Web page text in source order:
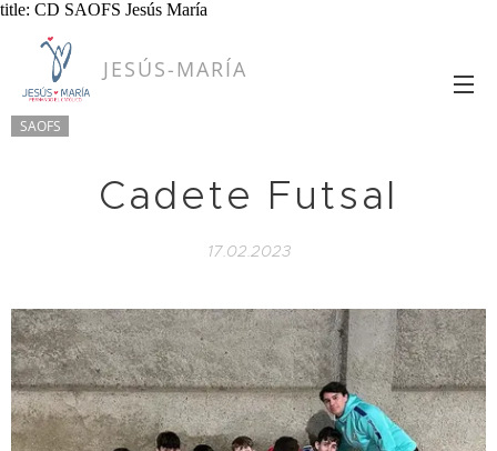
title: CD SAOFS Jesús María
JESÚS-MARÍA
SAOFS
Cadete Futsal
17.02.2023